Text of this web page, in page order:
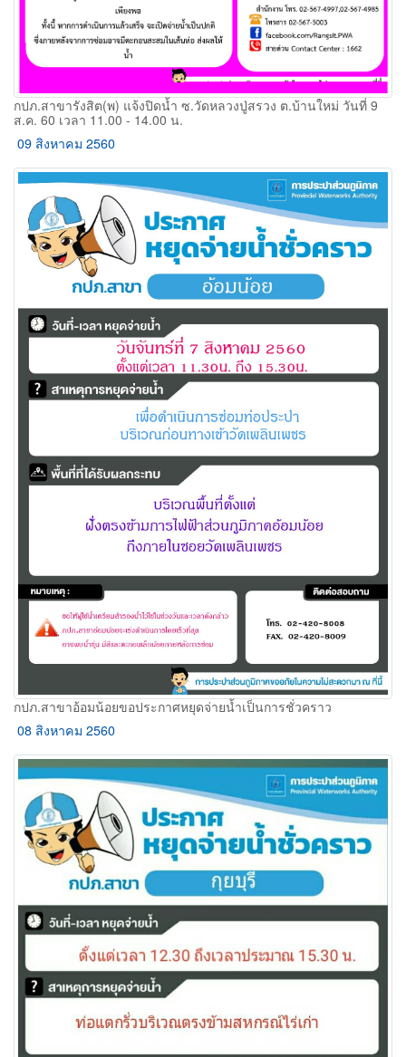
กปภ.สาขารังสิต(พ) แจ้งปิดน้ำ ซ.วัดหลวงปู่สรวง ต.บ้านใหม่ วันที่ 9
ส.ค. 60 เวลา 11.00 - 14.00 น.
09 สิงหาคม 2560
กปภ.สาขาอ้อมน้อยขอประกาศหยุดจ่ายน้ำเป็นการชั่วคราว
08 สิงหาคม 2560